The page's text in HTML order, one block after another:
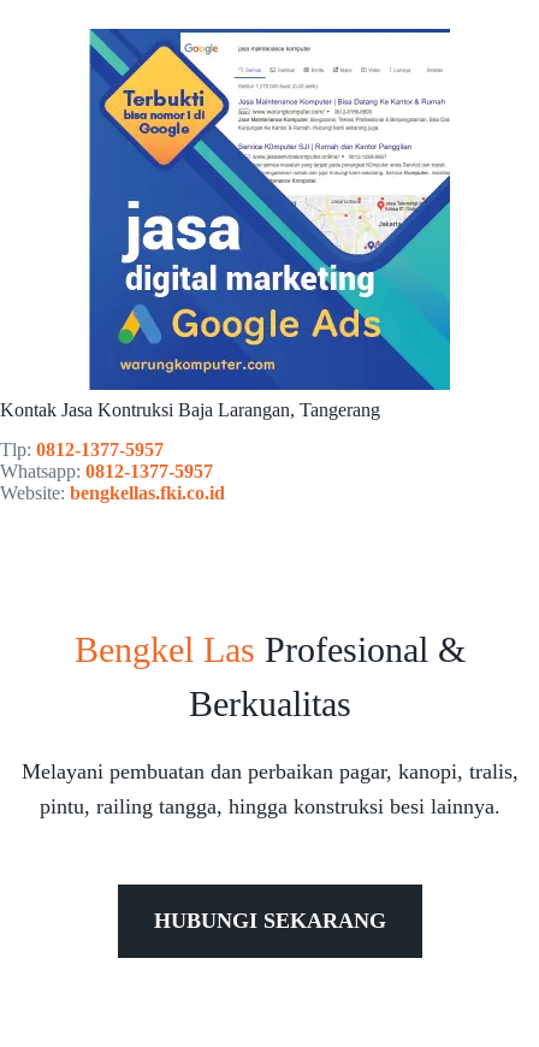
Kontak Jasa Kontruksi Baja Larangan, Tangerang
Tlp: 0812-1377-5957
Whatsapp: 0812-1377-5957
Website: bengkellas.fki.co.id
Bengkel Las Profesional &
Berkualitas
Melayani pembuatan dan perbaikan pagar, kanopi, tralis,
pintu, railing tangga, hingga konstruksi besi lainnya.
HUBUNGI SEKARANG